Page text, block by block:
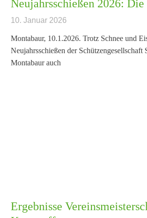
Neujahrsschießen 2026: Die
10. Januar 2026
Montabaur, 10.1.2026. Trotz Schnee und
Neujahrsschießen der Schützengesellschaft
Montabaur auch
Ergebnisse